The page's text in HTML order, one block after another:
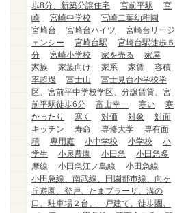
歩8分、新築分譲住宅
宮前平駅
宮
崎
宮崎中学校
宮崎二葉幼稚園
宮崎台
宮崎台ハイツ
宮崎台リージ
ェンシー
宮崎台駅
宮崎台駅徒歩５
分
宮崎小学校 家を売る
家屋
家族
家族向け 家系 家賃
容積
率超過
富士山
富士見台小学校学
区、宮前平中学校学区、分譲賃貸、宮
前平駅徒歩6分
富山幸一 寒い
寒
かったり
寒く 対価 対象
対面
キッチン
寿命 専修大学
専有面
積
専用庭 小中学校 小学校
小
学生
小泉農園 小田急
小田急多
摩線
小田急江ノ島線
小田急線
小田急線、南武線、田園都市線、向ヶ
丘遊園、登戸、たまプラーザ、溝の
口、駐車場２台、一戸建て、徒歩圏、